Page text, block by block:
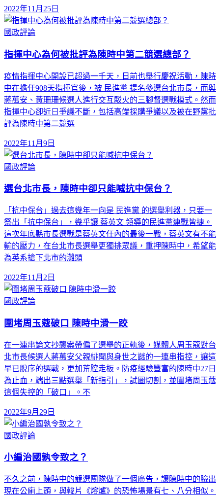
2022年11月25日
國政評論
指揮中心為何被批評為陳時中第二競選總部？
疫情指揮中心開設已超過一千天，日前也舉行慶祝活動，陳時
中在擔任908天指揮官後，被 民進黨 提名參選台北市長，而與
蔣萬安、黃珊珊候選人進行交互駁火的三腳督選戰模式。然而
指揮中心卻近日爭議不斷，包括高端採購爭議以及被在野黨批
評為陳時中第二競選
2022年11月9日
國政評論
選台北市長，陳時中卻只能喊抗中保台？
「抗中保台」過去這幾年一向是 民進黨 的選舉利器，只要一
祭出「抗中保台」，幾乎讓 蔡英文 領導的民進黨連戰皆捷。
這次年底縣市長選戰是蔡英文任內的最後一戰，蔡英文有不能
輸的壓力，在台北市長選舉更獨排眾議，重押陳時中，希望能
為英系搶下北市的灘頭
2022年11月2日
國政評論
圍堵周玉蔻破口 陳時中滑一跤
在一連串論文抄襲案帶偏了選舉的正軌後，媒體人周玉蔻對台
北市長候選人蔣萬安父親緋聞與身世之謎的一連串指控，讓這
早已脫序的選戰，更加荒腔走板。防疫經驗豐富的陳時中27日
為止血，端出三點選舉「新指引」，試圖切割，並圍堵周玉蔻
這個失控的「破口」。不
2022年9月29日
國政評論
小編治國孰令致之？
不久之前，陳時中的競選團隊做了一個廣告，讓陳時中的臉出
現在公廁上頭，與韓片《熔爐》的恐怖場景有七、八分相似。